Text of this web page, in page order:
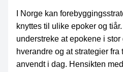
I Norge kan
knyttes til ulike epoker og
understreke at epokene i
hverandre og at strategier
anvendt i dag. Hensikten